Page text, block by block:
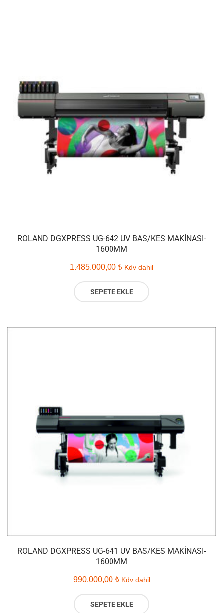
ROLAND DGXPRESS UG-642 UV BAS/KES MAKINASI-
1600MM
1.485.000,00 ₺ Kdv dahil
SEPETE EKLE
ROLAND DGXPRESS UG-641 UV BAS/KES MAKINASI-
1600MM
990.000,00 ₺ Kdv dahil
SEPETE EKLE